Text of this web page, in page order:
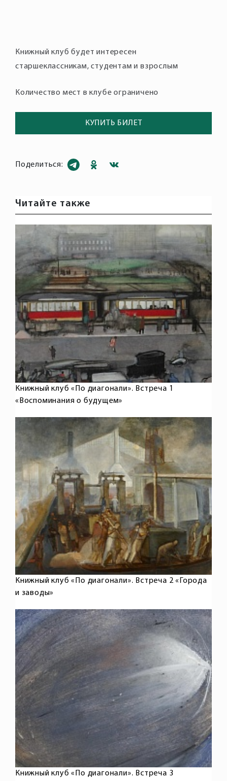
Книжный клуб будет интересен
старшеклассникам, студентам и взрослым
Количество мест в клубе ограничено
КУПИТЬ БИЛЕТ
Поделиться:
Читайте также
Книжный клуб «По диагонали». Встреча 1
«Воспоминания о будущем»
Книжный клуб «По диагонали». Встреча 2 «Города
и заводы»
Книжный клуб «По диагонали». Встреча 3